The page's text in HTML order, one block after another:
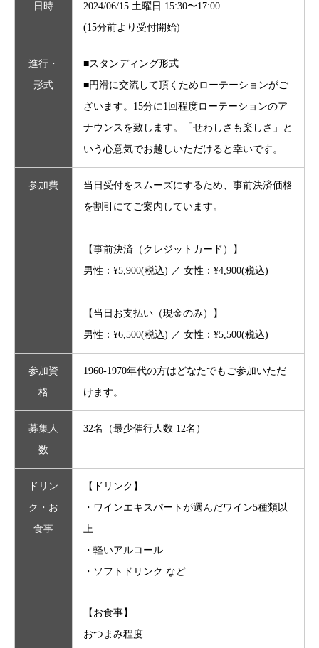
日時
2024/06/15 土曜日 15:30〜17:00
(15分前より受付開始)
進行・
形式
■スタンディング形式
■円滑に交流して頂くためローテーションがご
ざいます。15分に1回程度ローテーションのア
ナウンスを致します。「せわしさも楽しさ」と
いう心意気でお越しいただけると幸いです。
参加費
当日受付をスムーズにするため、事前決済価格
を割引にてご案内しています。
【事前決済（クレジットカード）】
男性： ¥5,900(税込) ／ 女性： ¥4,900(税込)
【当日お支払い（現金のみ）】
男性： ¥6,500(税込) ／ 女性： ¥5,500(税込)
参加資
格
1960-1970年代の方はどなたでもご参加いただ
けます。
募集人
数
32名（最少催行人数 12名）
ドリン
ク・お
食事
【ドリンク】
・ワインエキスパートが選んだワイン5種類以
上
・軽いアルコール
・ソフトドリンク など
【お食事】
おつまみ程度